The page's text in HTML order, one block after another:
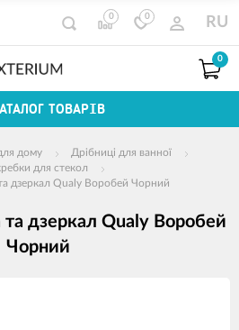
0 0 RU
0
ТОВАРІВ
дому
Дрібниці для ванної
для стекол
дзеркал Qualy Воробей Чорний
дзеркал Qualy Воробей
Чорний